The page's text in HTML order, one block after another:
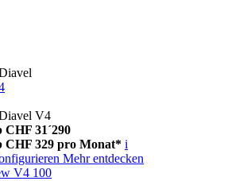
V4
CHF 31´290
CHF 329 pro Monat* i
Mehr entdecken
V4 100